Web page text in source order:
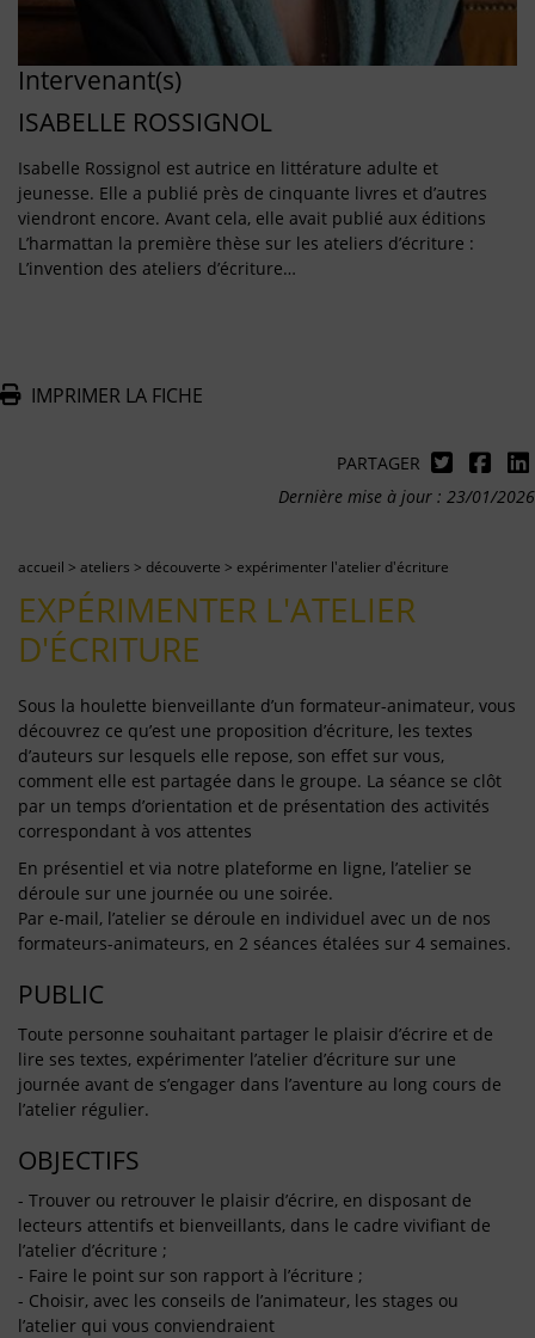
Intervenant(s)
ISABELLE ROSSIGNOL
Isabelle Rossignol est autrice en littérature adulte et
jeunesse. Elle a publié près de cinquante livres et d’autres
viendront encore. Avant cela, elle avait publié aux éditions
L’harmattan la première thèse sur les ateliers d’écriture :
L’invention des ateliers d’écriture…
IMPRIMER LA FICHE
PARTAGER
Dernière mise à jour : 23/01/2026
accueil > ateliers > découverte > expérimenter l'atelier d'écriture
EXPÉRIMENTER L'ATELIER
D'ÉCRITURE
Sous la houlette bienveillante d’un formateur-animateur, vous
découvrez ce qu’est une proposition d’écriture, les textes
d’auteurs sur lesquels elle repose, son effet sur vous,
comment elle est partagée dans le groupe. La séance se clôt
par un temps d’orientation et de présentation des activités
correspondant à vos attentes
En présentiel et via notre plateforme en ligne, l’atelier se
déroule sur une journée ou une soirée.
Par e-mail, l’atelier se déroule en individuel avec un de nos
formateurs-animateurs, en 2 séances étalées sur 4 semaines.
PUBLIC
Toute personne souhaitant partager le plaisir d’écrire et de
lire ses textes, expérimenter l’atelier d’écriture sur une
journée avant de s’engager dans l’aventure au long cours de
l’atelier régulier.
OBJECTIFS
- Trouver ou retrouver le plaisir d’écrire, en disposant de
lecteurs attentifs et bienveillants, dans le cadre vivifiant de
l’atelier d’écriture ;
- Faire le point sur son rapport à l’écriture ;
- Choisir, avec les conseils de l’animateur, les stages ou
l’atelier qui vous conviendraient